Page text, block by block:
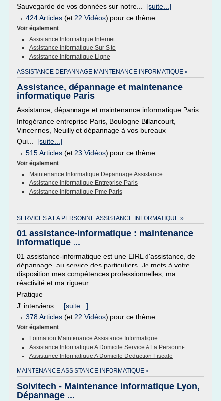
Sauvegarde de vos données sur notre... [suite...]
→ 424 Articles (et 22 Vidéos) pour ce thème
Voir également :
Assistance Informatique Internet
Assistance Informatique Sur Site
Assistance Informatique Ligne
ASSISTANCE DEPANNAGE MAINTENANCE INFORMATIQUE »
Assistance, dépannage et maintenance
informatique Paris
Assistance, dépannage et maintenance informatique Paris.
Infogérance entreprise Paris, Boulogne Billancourt,
Vincennes, Neuilly et dépannage à vos bureaux
Qui... [suite...]
→ 515 Articles (et 23 Vidéos) pour ce thème
Voir également :
Maintenance Informatique Depannage Assistance
Assistance Informatique Entreprise Paris
Assistance Informatique Pme Paris
SERVICES A LA PERSONNE ASSISTANCE INFORMATIQUE »
01 assistance-informatique : maintenance
informatique ...
01 assistance-informatique est une EIRL d'assistance, de
dépannage au service des particuliers. Je mets à votre
disposition mes compétences professionnelles, ma
réactivité et ma rigueur.
Pratique
J' interviens... [suite...]
→ 378 Articles (et 22 Vidéos) pour ce thème
Voir également :
Formation Maintenance Assistance Informatique
Assistance Informatique A Domicile Service A La Personne
Assistance Informatique A Domicile Deduction Fiscale
MAINTENANCE ASSISTANCE INFORMATIQUE »
Solvitech - Maintenance informatique Lyon,
Dépannage ...